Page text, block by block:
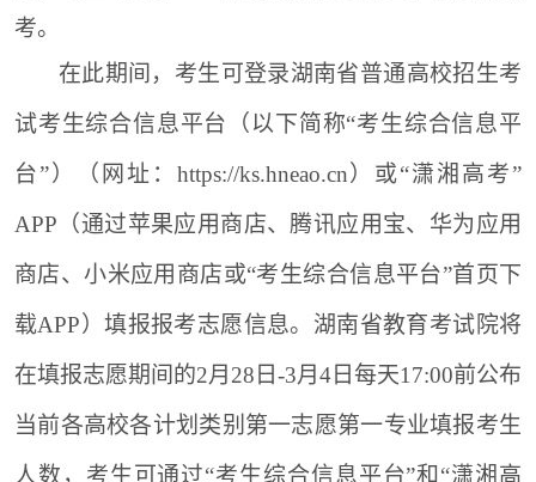
考。
在此期间，考生可登录湖南省普通高校招生考
试考生综合信息平台（以下简称“考生综合信息平
台”）（网址：https://ks.hneao.cn）或“潇湘高考”
APP（通过苹果应用商店、腾讯应用宝、华为应用
商店、小米应用商店或“考生综合信息平台”首页下
载APP）填报报考志愿信息。湖南省教育考试院将
在填报志愿期间的2月28日-3月4日每天17:00前公布
当前各高校各计划类别第一志愿第一专业填报考生
人数，考生可通过“考生综合信息平台”和“潇湘高